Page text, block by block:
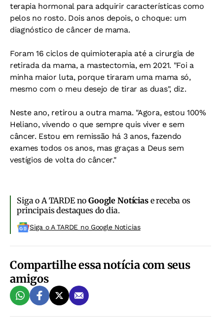
terapia hormonal para adquirir características como
pelos no rosto. Dois anos depois, o choque: um
diagnóstico de câncer de mama.
Foram 16 ciclos de quimioterapia até a cirurgia de
retirada da mama, a mastectomia, em 2021. "Foi a
minha maior luta, porque tiraram uma mama só,
mesmo com o meu desejo de tirar as duas", diz.
Neste ano, retirou a outra mama. "Agora, estou 100%
Heliano, vivendo o que sempre quis viver e sem
câncer. Estou em remissão há 3 anos, fazendo
exames todos os anos, mas graças a Deus sem
vestígios de volta do câncer."
Siga o A TARDE noGoogle Notíciase receba os
principais destaques do dia.
Siga o A TARDE no Google Noticias
Compartilhe essa notícia com seus
amigos